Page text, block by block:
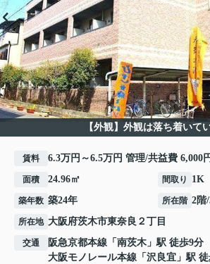
【外観】外観は落ち着いて
賃料 6.3万円～6.5万円 管理/共益費 6,000
面積 24.96㎡ 間取り 1K
築年数 築24年 所在階 2階
所在地 大阪府茨木市東奈良 ２丁目
交通 阪急京都本線 「 南茨木 」駅 徒歩9分
大阪モノレール本線 「 沢良宜 」駅